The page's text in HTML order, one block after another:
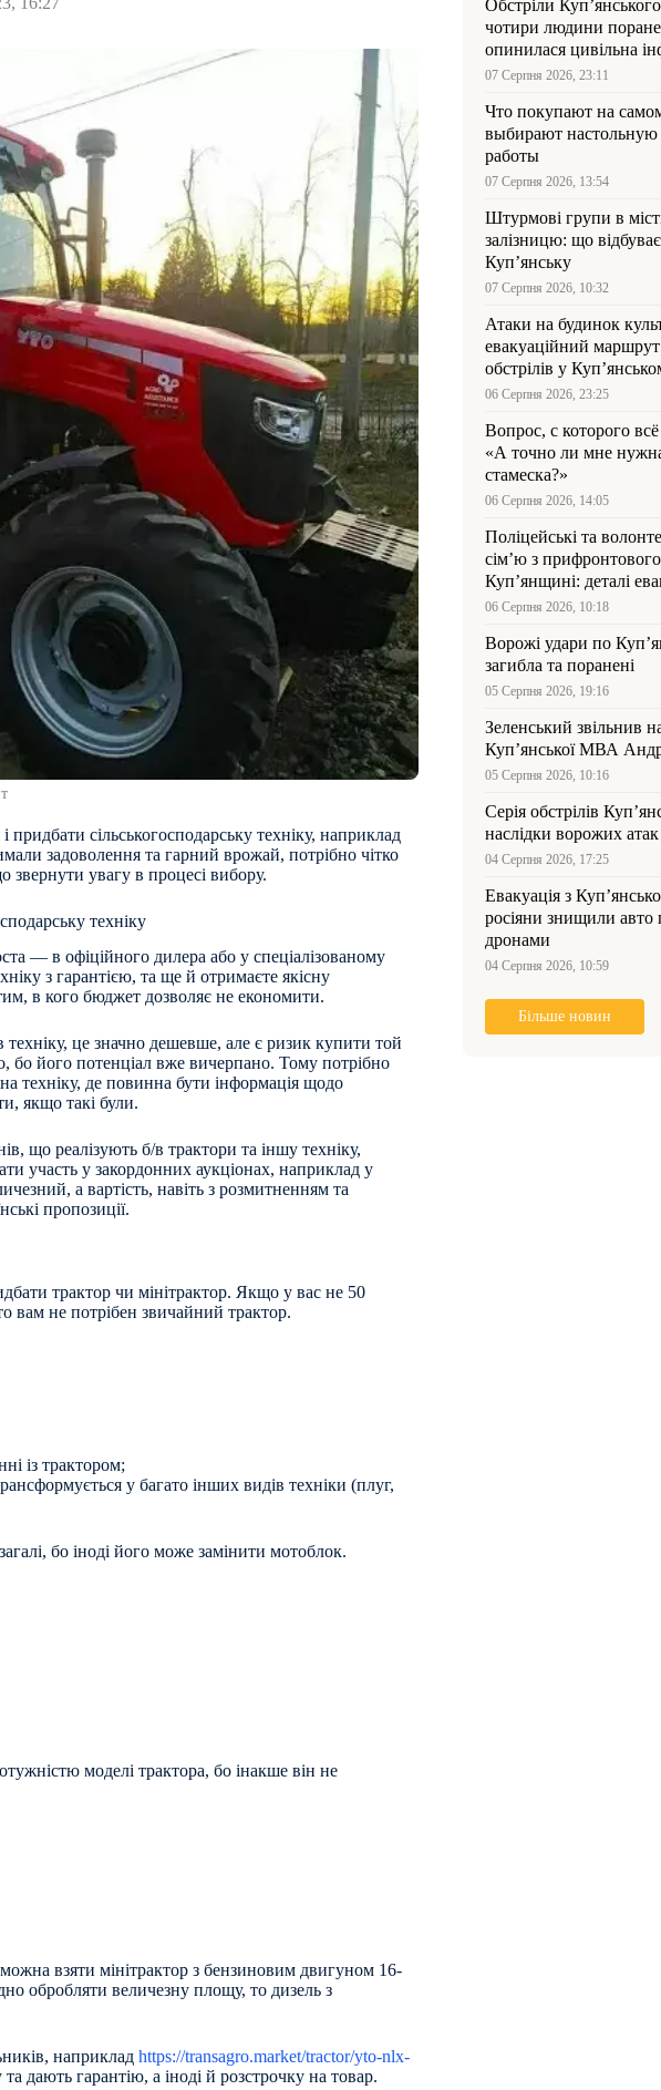
сільськогосподарську техніку, наприклад
задоволення та гарний врожай, потрібно чітко
звернути увагу в процесі вибору.
техніку
— в офіційного дилера або у спеціалізованому
з гарантією, та ще й отримаєте якісну
в кого бюджет дозволяє не економити.
техніку, це значно дешевше, але є ризик купити той
його потенціал вже вичерпано. Тому потрібно
техніку, де повинна бути інформація щодо
якщо такі були.
що реалізують б/в трактори та іншу техніку,
участь у закордонних аукціонах, наприклад у
а вартість, навіть з розмитненням та
пропозиції.
трактор чи мінітрактор. Якщо у вас не 50
вам не потрібен звичайний трактор.
із трактором;
у багато інших видів техніки (плуг,
бо іноді його може замінити мотоблок.
моделі трактора, бо інакше він не
взяти мінітрактор з бензиновим двигуном 16-
обробляти величезну площу, то дизель з
наприклад https://transagro.market/tractor/yto-nlx-
та дають гарантію, а іноді й розстрочку на товар.
Обстріли
чотири людини
опинилася цивільна
07 Серпня 2026, 23:11
Что покупают на
выбирают настольную
работы
07 Серпня 2026, 13:54
Штурмові групи в
залізницю: що
Куп’янську
07 Серпня 2026, 10:32
Атаки на будинок
евакуаційний
обстрілів у
06 Серпня 2026, 23:25
Вопрос, с которого
«А точно ли мне
стамеска?»
06 Серпня 2026, 14:05
Поліцейські та
сім’ю з
Куп’янщині: деталі
06 Серпня 2026, 10:18
Ворожі удари по
загибла та поранені
05 Серпня 2026, 19:16
Зеленський звільнив
Купʼянської МВА
05 Серпня 2026, 10:16
Серія обстрілів
наслідки ворожих атак
04 Серпня 2026, 17:25
Евакуація з
росіяни знищили авто
дронами
04 Серпня 2026, 10:59
Більше новин